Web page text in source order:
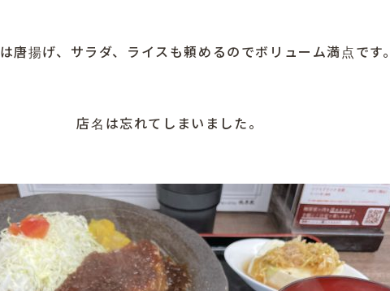
唐揚げ、サラダ、ライスも頼めるのでボリューム満点です。
店名は忘れてしまいました。